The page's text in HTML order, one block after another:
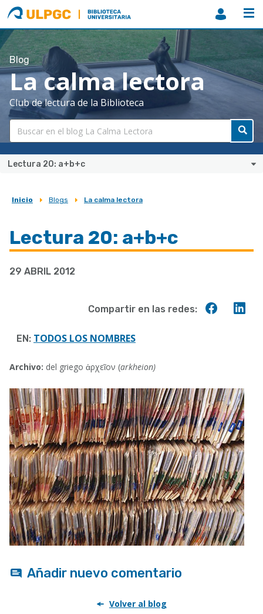
ULPGC
Biblioteca
ULPGC
Blog
La calma lectora
Club de lectura de la Biblioteca
Lectura 20: a+b+c
Sobrescribir
de
Inicio Blogs La calma lectora
Lectura 20: a+b+c
29 ABRIL 2012
Compartir en las redes:
EN: TODOS LOS NOMBRES
Archivo: del griego ἀρχεῖον (arkheion)
Añadir nuevo comentario
Volver al blog